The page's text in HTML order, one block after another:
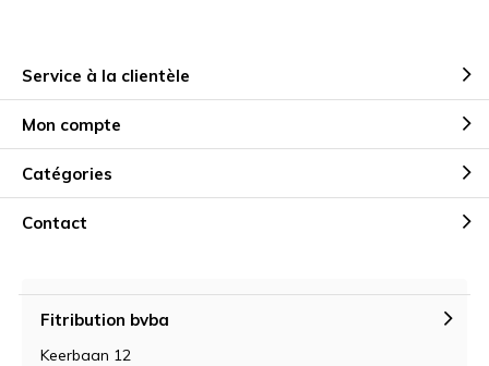
Service à la clientèle
Mon compte
Catégories
Contact
Fitribution bvba
Keerbaan 12